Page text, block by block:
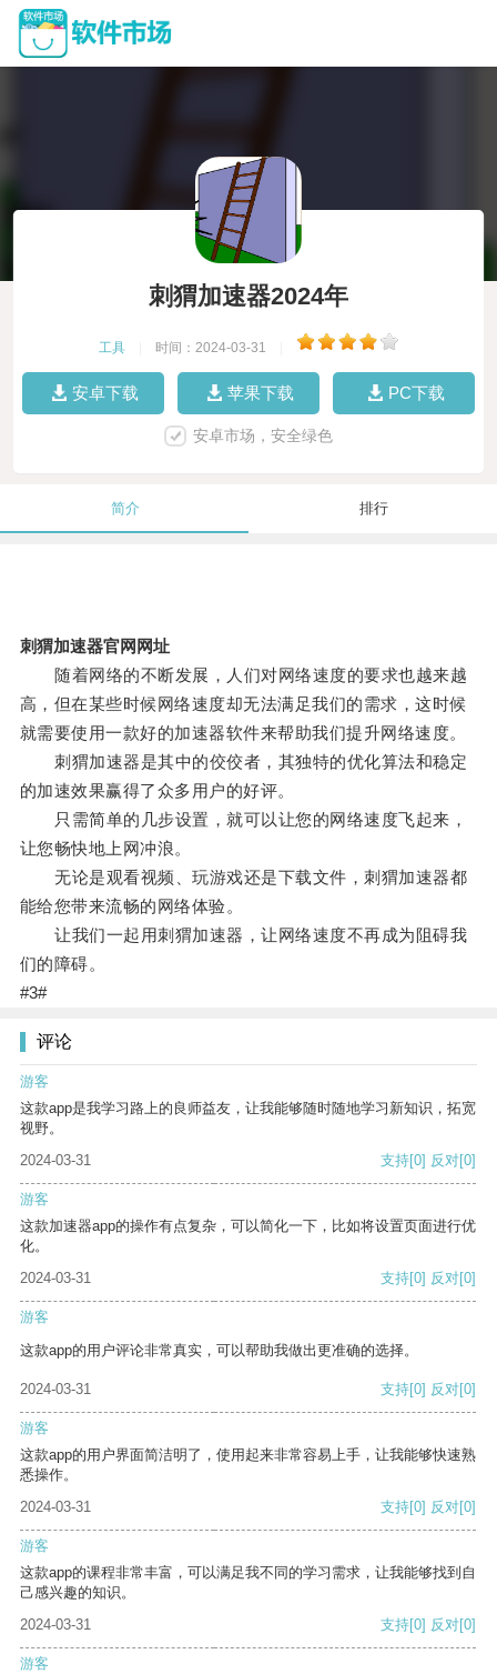
刺猬加速器2024年
工具 时间：2024-03-31
安卓下载 苹果下载 PC下载
安卓市场，安全绿色
简介 排行
刺猬加速器官网网址
随着网络的不断发展，人们对网络速度的要求也越来越
高，但在某些时候网络速度却无法满足我们的需求，这时候
就需要使用一款好的加速器软件来帮助我们提升网络速度。
刺猬加速器是其中的佼佼者，其独特的优化算法和稳定
的加速效果赢得了众多用户的好评。
只需简单的几步设置，就可以让您的网络速度飞起来，
让您畅快地上网冲浪。
无论是观看视频、玩游戏还是下载文件，刺猬加速器都
能给您带来流畅的网络体验。
让我们一起用刺猬加速器，让网络速度不再成为阻碍我
们的障碍。
#3#
评论
游客
这款app是我学习路上的良师益友，让我能够随时随地学习新知识，拓宽
视野。
2024-03-31
支持[0] 反对[0]
游客
这款加速器app的操作有点复杂，可以简化一下，比如将设置页面进行优
化。
2024-03-31
支持[0] 反对[0]
游客
这款app的用户评论非常真实，可以帮助我做出更准确的选择。
2024-03-31 支持[0] 反对[0]
游客
这款app的用户界面简洁明了，使用起来非常容易上手，让我能够快速熟
悉操作。
2024-03-31
支持[0] 反对[0]
游客
这款app的课程非常丰富，可以满足我不同的学习需求，让我能够找到自
己感兴趣的知识。
2024-03-31
支持[0] 反对[0]
游客